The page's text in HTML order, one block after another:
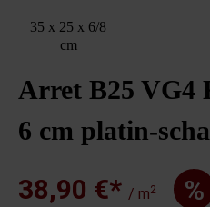
35 x 25 x 6/8
cm
Arret B25 VG4
6 cm platin-
38,90 €* / m2 %